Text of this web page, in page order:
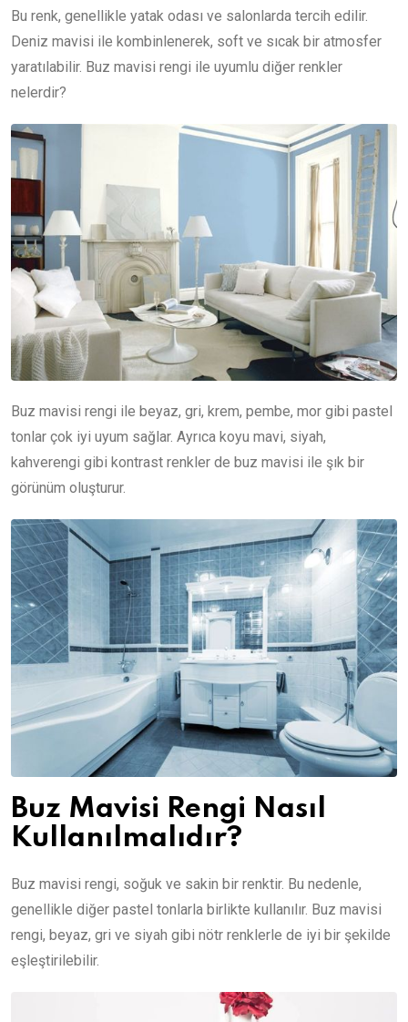
Bu renk, genellikle yatak odası ve salonlarda tercih edilir.
Deniz mavisi ile kombinlenerek, soft ve sıcak bir atmosfer
yaratılabilir. Buz mavisi rengi ile uyumlu diğer renkler
nelerdir?
Buz mavisi rengi ile beyaz, gri, krem, pembe, mor gibi pastel
tonlar çok iyi uyum sağlar. Ayrıca koyu mavi, siyah,
kahverengi gibi kontrast renkler de buz mavisi ile şık bir
görünüm oluşturur.
Buz Mavisi Rengi Nasıl
Kullanılmalıdır?
Buz mavisi rengi, soğuk ve sakin bir renktir. Bu nedenle,
genellikle diğer pastel tonlarla birlikte kullanılır. Buz mavisi
rengi, beyaz, gri ve siyah gibi nötr renklerle de iyi bir şekilde
eşleştirilebilir.